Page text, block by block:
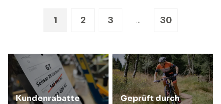
1 2 3 ... 30
Kundenrabatte Geprüft durch